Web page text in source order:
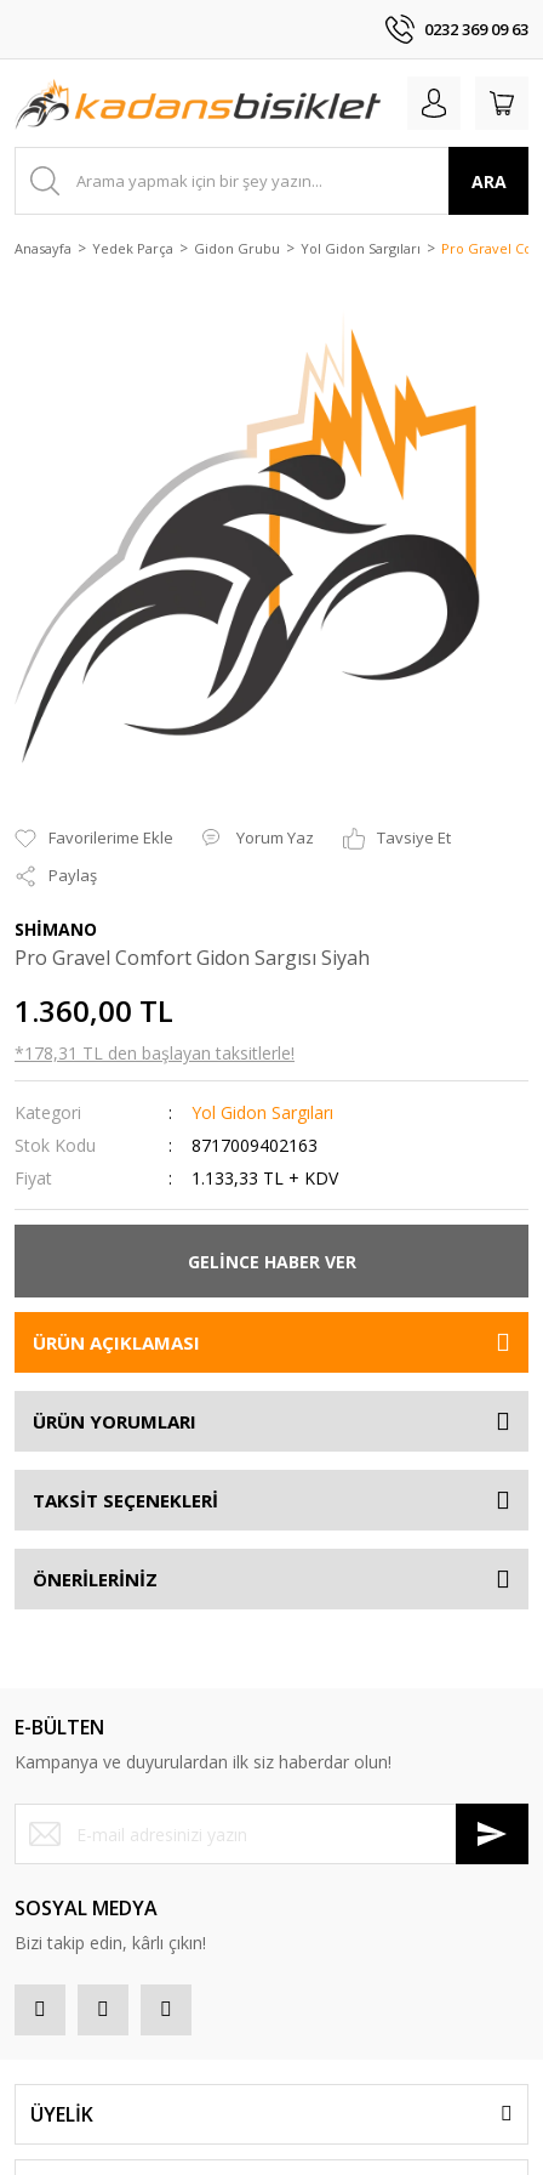
0232 369 09 63
ARA
Anasayfa Yedek Parça Gidon Grubu Yol Gidon Sargıları Pro Gravel
Yorum Yaz
Tavsiye Et
Paylaş
SHİMANO
Pro Gravel Comfort Gidon Sargısı Siyah
1.360,00 TL
*178,31 TL den başlayan taksitlerle!
Kategori
Yol Gidon Sargıları
Stok Kodu
8717009402163
Fiyat
1.133,33 TL + KDV
GELİNCE HABER VER
ÜRÜN AÇIKLAMASI
ÜRÜN YORUMLARI
TAKSİT SEÇENEKLERİ
ÖNERİLERİNİZ
E-BÜLTEN
Kampanya ve duyurulardan ilk siz haberdar olun!
SOSYAL MEDYA
Bizi takip edin, kârlı çıkın!
ÜYELİK